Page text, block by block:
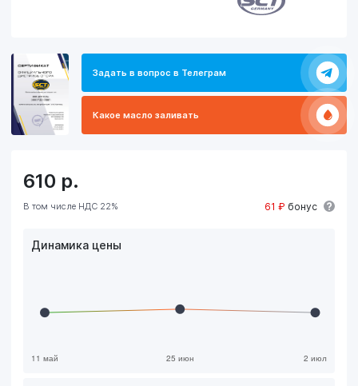
Задать в вопрос в Телеграм
Какое масло заливать
610 р.
В том числе НДС 22% 61 ₽ бонус
Динамика цены